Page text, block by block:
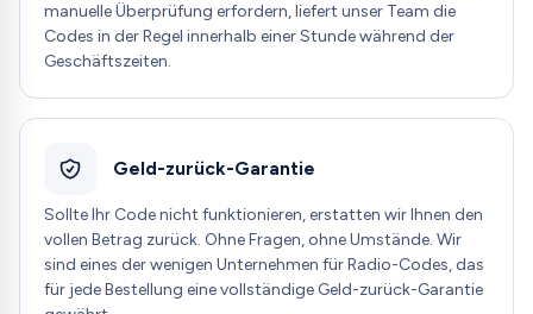
manuelle Überprüfung erfordern, liefert unser Team die
Codes in der Regel innerhalb einer Stunde während der
Geschäftszeiten.
Geld-zurück-Garantie
Sollte Ihr Code nicht funktionieren, erstatten wir Ihnen den
vollen Betrag zurück. Ohne Fragen, ohne Umstände. Wir
sind eines der wenigen Unternehmen für Radio-Codes, das
für jede Bestellung eine vollständige Geld-zurück-Garantie